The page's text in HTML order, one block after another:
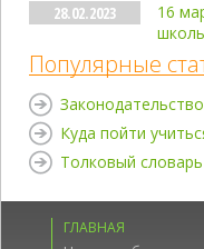
28.02.2023
16
Популярные
Куда пойти
Толковый
ГЛАВНАЯ